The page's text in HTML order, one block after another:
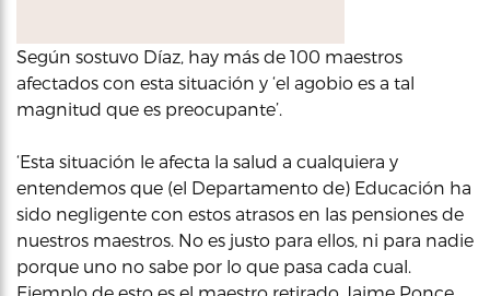
Según sostuvo Díaz, hay más de 100 maestros
afectados con esta situación y ‘el agobio es a tal
magnitud que es preocupante’.
‘Esta situación le afecta la salud a cualquiera y
entendemos que (el Departamento de) Educación ha
sido negligente con estos atrasos en las pensiones de
nuestros maestros. No es justo para ellos, ni para nadie
porque uno no sabe por lo que pasa cada cual.